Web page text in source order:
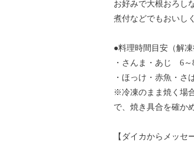
お好みで大根おろし
煮付などでもおいし
●料理時間目安（解凍
・さんま・あじ 6～
・ほっけ・赤魚・
※冷凍のまま焼く場
で、焼き具合を確か
【ダイカからメッセ